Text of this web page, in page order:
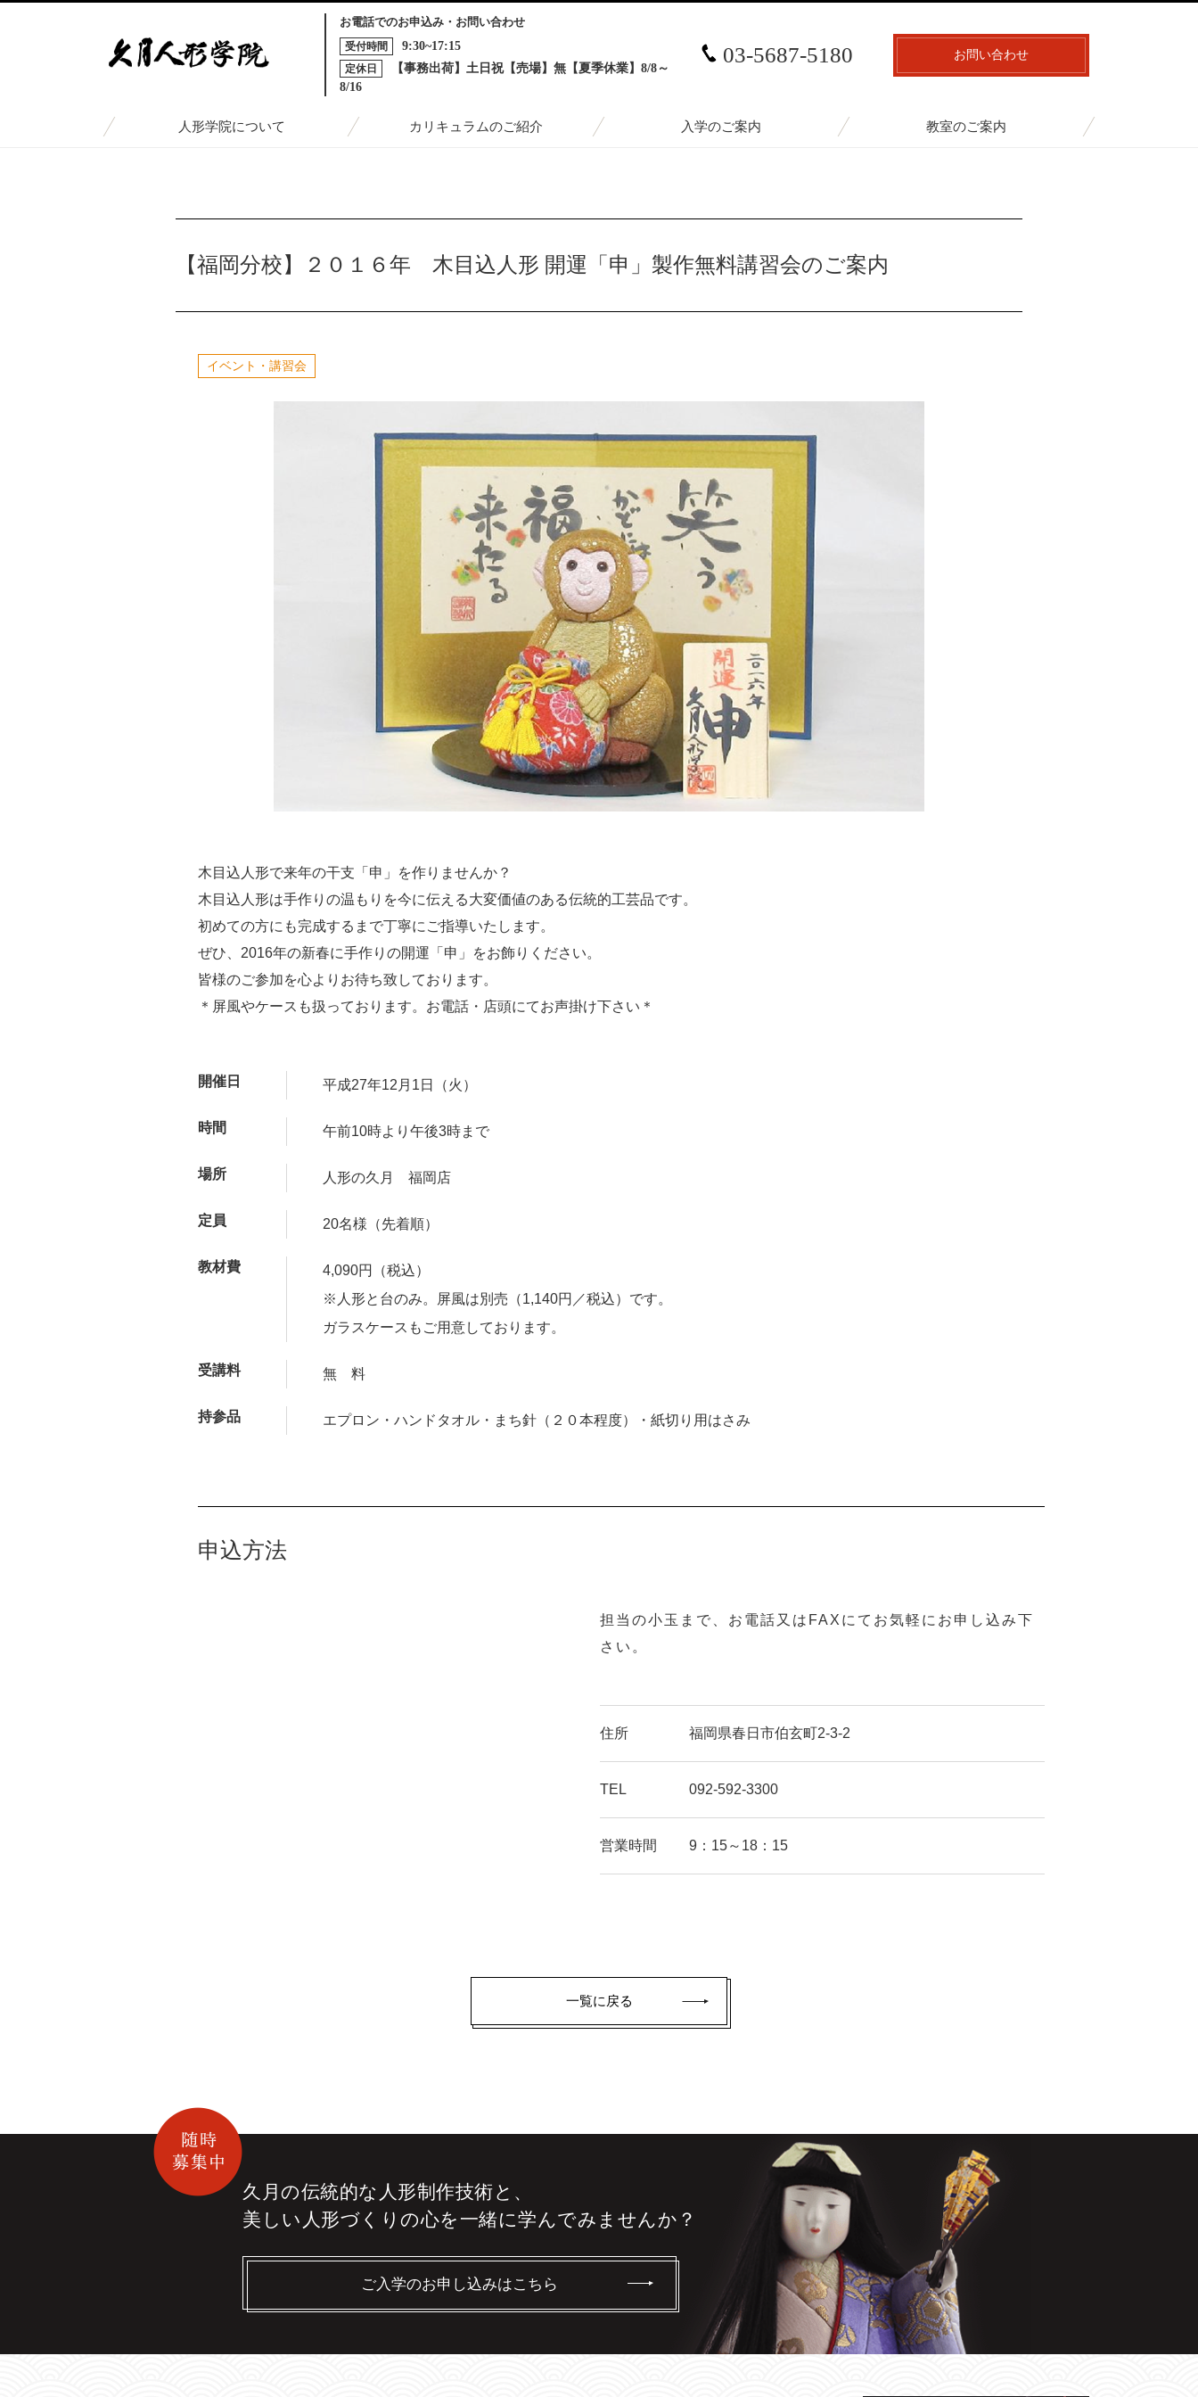
お電話でのお申込み・お問い合わせ
受付時間 9:30~17:15
定休日
【事務出荷】土日祝【売場】無【夏季休業】8/8～
8/16
03-5687-5180 お問い合わせ
人形学院について カリキュラムのご紹介 入学のご案内 教室のご案内
トピックス一覧 【福岡分校】２０１６年 木目込人形 開運「申」製作無料講習会のご案内
【福岡分校】２０１６年 木目込人形 開運「申」製作無料講習会のご案内
イベント・講習会
木目込人形で来年の干支「申」を作りませんか？
木目込人形は手作りの温もりを今に伝える大変価値のある伝統的工芸品です。
初めての方にも完成するまで丁寧にご指導いたします。
ぜひ、2016年の新春に手作りの開運「申」をお飾りください。
皆様のご参加を心よりお待ち致しております。
＊屏風やケースも扱っております。お電話・店頭にてお声掛け下さい＊
開催日 平成27年12月1日（火）
時間 午前10時より午後3時まで
場所 人形の久月 福岡店
定員 20名様（先着順）
教材費
4,090円（税込）
※人形と台のみ。屏風は別売（1,140円／税込）です。
ガラスケースもご用意しております。
受講料 無 料
持参品 エプロン・ハンドタオル・まち針（２０本程度）・紙切り用はさみ
申込方法
担当の小玉まで、お電話又はFAXにてお気軽にお申し込み下
さい。
住所 福岡県春日市伯玄町2-3-2
TEL 092-592-3300
営業時間 9：15～18：15
一覧に戻る
久月の伝統的な 人形制作技術と、
美しい人形づくりの心を 一緒に学んでみませんか？
ご入学のお申し込みはこちら